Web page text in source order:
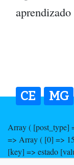
CE MG
Array ( [post_type]
=> Array ( [0] =>
[key] => estado